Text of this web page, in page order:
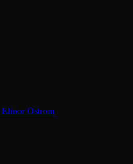
Elinor Ostrom